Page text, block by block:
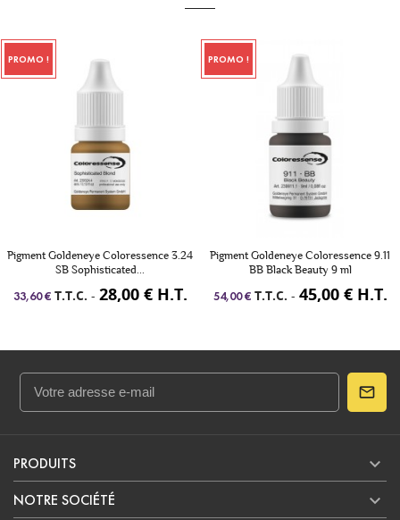
PROMO !
Pigment Goldeneye Coloressence 9.11
BB Black Beauty 9 ml
54,00 € T.T.C.-45,00 € H.T.
PROMO !
Pigment Goldeneye Coloressence
VB Very Berry 9 ml
54,00 € T.T.C.-45,00 €
PRODUITS 
NOTRE SOCIÉTÉ 